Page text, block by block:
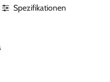
Spezifikationen